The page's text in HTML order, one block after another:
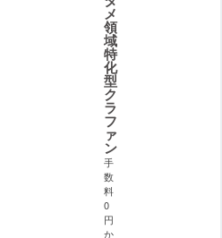
メ
領
域
特
化
型
ク
ラ
フ
ァ
ン
手
数
料
0
円
か